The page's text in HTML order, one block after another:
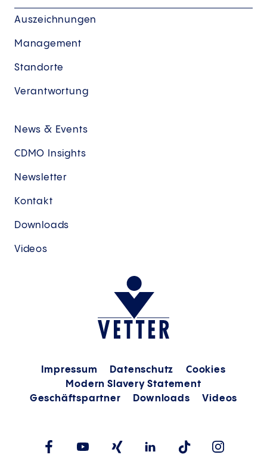
Auszeichnungen
Management
Standorte
Verantwortung
News & Events
CDMO Insights
Newsletter
Kontakt
Downloads
Videos
Impressum Datenschutz
Cookies
Modern Slavery Statement
Geschäftspartner
Downloads Videos